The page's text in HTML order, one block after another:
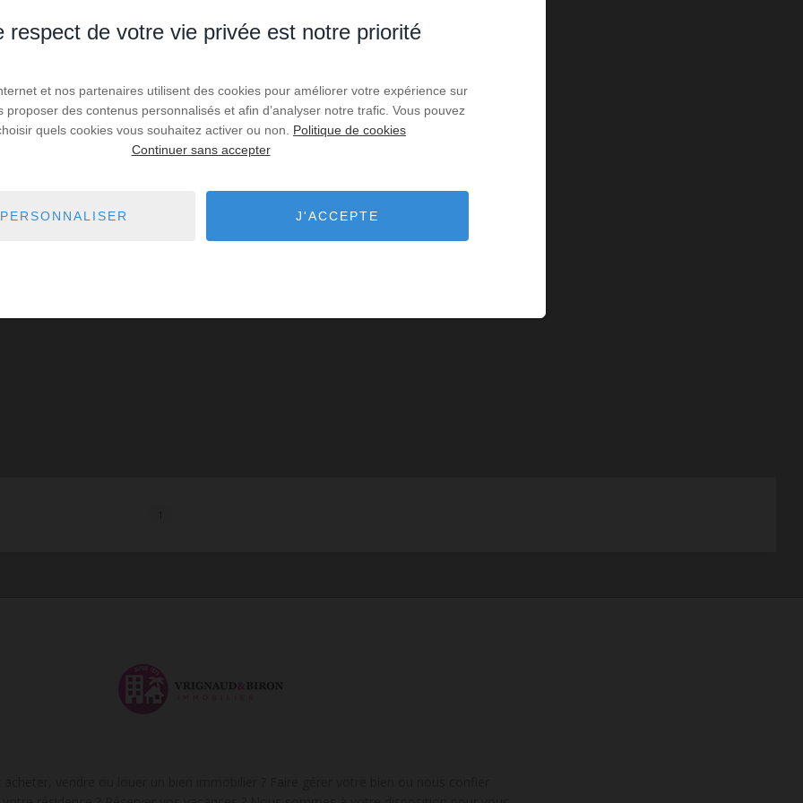
respect de votre vie privée est notre priorité
et nos partenaires utilisent des cookies pour améliorer votre expérience sur
proposer des contenus personnalisés et afin d’analyser notre trafic. Vous pouvez
quels cookies vous souhaitez activer ou non. Politique de cookies
Continuer sans accepter
PERSONNALISER J'ACCEPTE